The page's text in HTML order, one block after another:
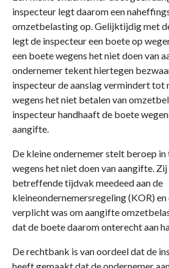
inspecteur legt daarom een
omzetbelasting op. Gelijktijdig met
legt de inspecteur een boete op
een boete wegens het niet doen van
ondernemer tekent hiertegen
inspecteur de aanslag vermindert tot
wegens het niet betalen van
inspecteur handhaaft de boete
aangifte.
De kleine ondernemer stelt beroep
wegens het niet doen van aangifte.
betreffende tijdvak meedeed aan de
kleineondernemersregeling (KOR)
verplicht was om aangifte
dat de boete daarom onterecht aan
De rechtbank is van oordeel dat de